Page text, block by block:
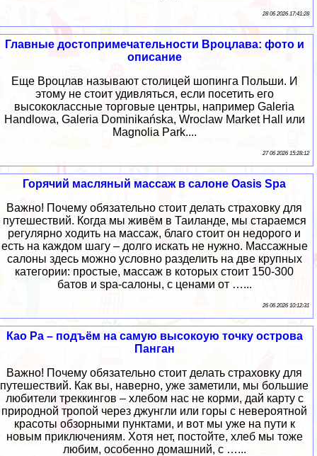
28 06 2026 17:41:28
Главные достопримечательности Вроцлава: фото и
описание
Еще Вроцлав называют столицей шопинга Польши. И
этому не стоит удивляться, если посетить его
высококлассные торговые центры, например Galeria
Handlowa, Galeria Dominikańska, Wroclaw Market Hall или
Magnolia Park....
27 06 2026 15:28:12
Горячий масляный массаж в салоне Oasis Spa
Важно! Почему обязательно стоит делать страховку для
путешествий. Когда мы живём в Таиланде, мы стараемся
регулярно ходить на массаж, благо стоит он недорого и
есть на каждом шагу – долго искать не нужно. Массажные
салоны здесь можно условно разделить на две крупных
категории: простые, массаж в которых стоит 150-300
батов и spa-салоны, с ценами от …...
26 06 2026 10:12:31
Као Ра – подъём на самую высокоую точку острова
Панган
Важно! Почему обязательно стоит делать страховку для
путешествий. Как вы, наверно, уже заметили, мы большие
любители треккингов – хлебом нас не корми, дай карту с
природной тропой через джунгли или горы с невероятной
красоты обзорными пунктами, и вот мы уже на пути к
новым приключениям. Хотя нет, постойте, хлеб мы тоже
любим, особенно домашний, с …...